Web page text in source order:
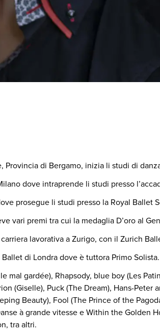
di Bergamo, inizia li studi di
dove intraprende li studi presso
prosegue li studi presso la Royal
vari premi tra cui la medaglia D’oro al
lavorativa a Zurigo, con il Zurich
di Londra dove è tuttora Primo Solista.
mal gardée), Rhapsody, blue boy (Les
(Giselle), Puck (The Dream), Hans-
Beauty), Fool (The Prince of the
à grande vitesse e Within the Golden
tra altri.